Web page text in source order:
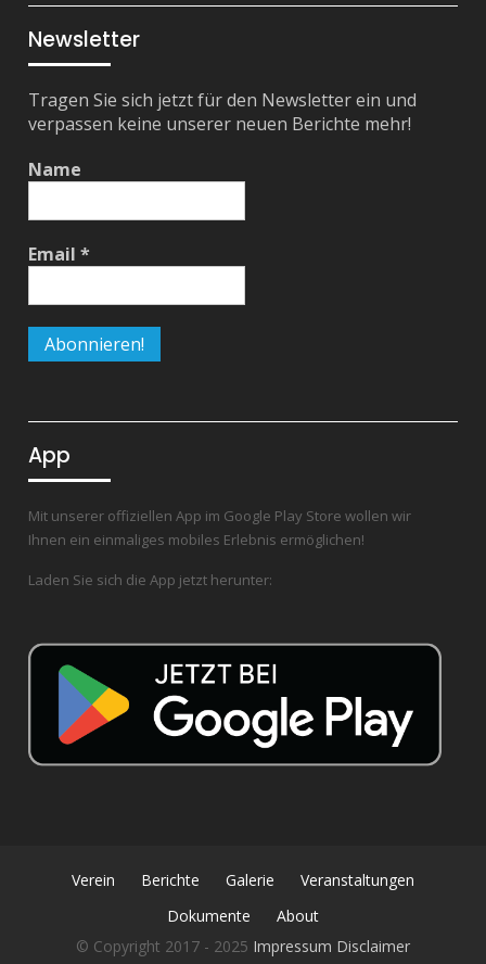
Newsletter
Tragen Sie sich jetzt für den Newsletter ein und
verpassen keine unserer neuen Berichte mehr!
Name
Email*
App
Mit unserer offiziellen App im Google Play Store wollen wir
Ihnen ein einmaliges mobiles Erlebnis ermöglichen!
Laden Sie sich die App jetzt herunter:
Verein Berichte Galerie
Veranstaltungen
Dokumente
About
© Copyright 2017 - 2025 Impressum Disclaimer